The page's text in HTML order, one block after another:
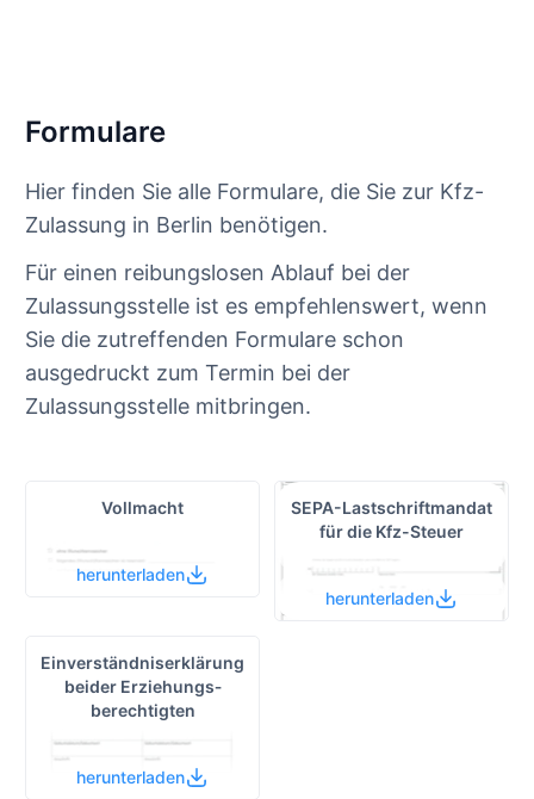
Formulare
Hier finden Sie alle Formulare, die Sie zur Kfz-
Zulassung in Berlin benötigen.
Für einen reibungslosen Ablauf bei der
Zulassungsstelle ist es empfehlenswert, wenn
Sie die zutreffenden Formulare schon
ausgedruckt zum Termin bei der
Zulassungsstelle mitbringen.
Vollmacht
herunterladen
SEPA-Lastschrift­mandat
für die Kfz-Steuer
herunterladen
Einverständnis­erklärung
beider Erziehungs­
berechtigten
herunterladen